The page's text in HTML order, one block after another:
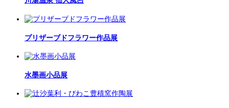
プリザーブドフラワー作品展
水墨画小品展